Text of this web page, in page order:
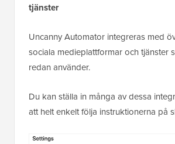
tjänster
Uncanny Automator integreras med
sociala medieplattformar och tjänster
redan använder.
Du kan ställa in många av dessa
att helt enkelt följa instruktionerna på